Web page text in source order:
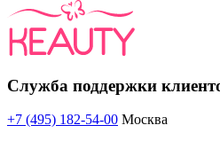
Служба поддержки
+7 (495) 182-54-00 Москва